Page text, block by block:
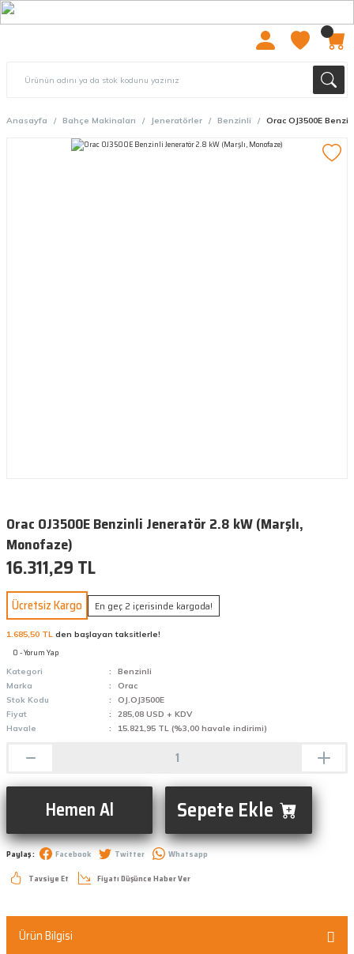
Anasayfa Bahçe Makinaları Jeneratörler Benzinli Orac OJ3500E
Orac OJ3500E Benzinli Jeneratör 2.8 kW (Marşlı,
Monofaze)
16.311,29 TL
Ücretsiz Kargo En geç 2 içerisinde kargoda!
1.685,50 TL den başlayan taksitlerle!
0 - Yorum Yap
Kategori
Benzinli
Marka
Orac
Stok Kodu
OJ.OJ3500E
Fiyat
285,08 USD + KDV
Havale
15.821,95 TL (%3,00 havale indirimi)
Hemen Al Sepete Ekle
Paylaş : Facebook Twitter
Whatsapp
Tavsiye Et
Fiyatı Düşünce Haber Ver
Ürün Bilgisi